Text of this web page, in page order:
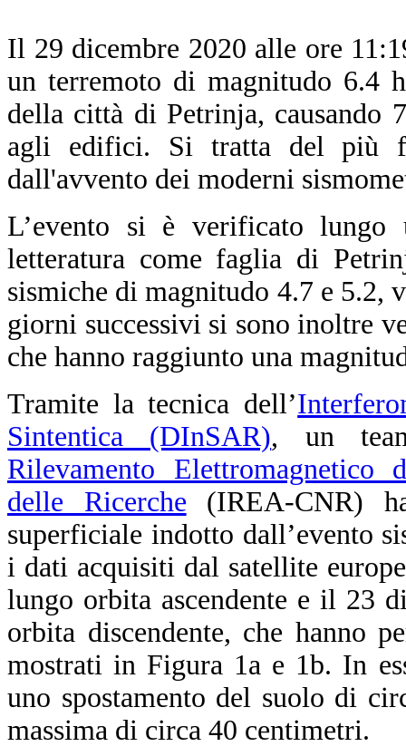
Il 29 dicembre 2020 alle ore
un terremoto di magnitudo 6.4
della città di Petrinja,
agli edifici. Si tratta del più
dall'avvento dei moderni
L’evento si è verificato lungo
letteratura come faglia di
sismiche di magnitudo 4.7 e 5.2,
giorni successivi si sono inoltre
che hanno raggiunto una
Tramite la tecnica dell’
Sintentica (DInSAR), un
Rilevamento Elettromagnetico
delle Ricerche (IREA-CNR)
superficiale indotto dall’evento
i dati acquisiti dal satellite
lungo orbita ascendente e il 23
orbita discendente, che hanno
mostrati in Figura 1a e 1b. In
uno spostamento del suolo di
massima di circa 40 centimetri.